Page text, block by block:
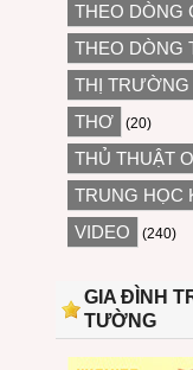
THEO DÒNG
THEO DÒNG
THỊ
THƠ (20)
THỦ THUẬT
TRUNG HỌC
VIDEO (240)
GIA ĐÌNH
TƯỜNG